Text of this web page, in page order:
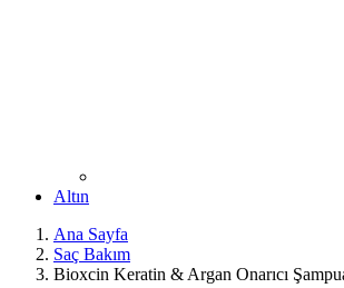
Altın
Ana Sayfa
Saç Bakım
Bioxcin Keratin & Argan Onarıcı